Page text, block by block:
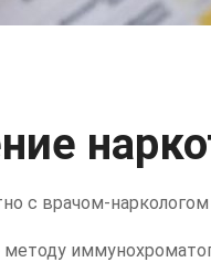
с врачом-наркологом